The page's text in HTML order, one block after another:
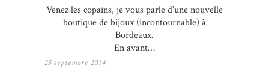
Venez les copains, je vous parle d’une nouvelle
boutique de bijoux (incontournable) à
Bordeaux.
En avant…
25 septembre 2014